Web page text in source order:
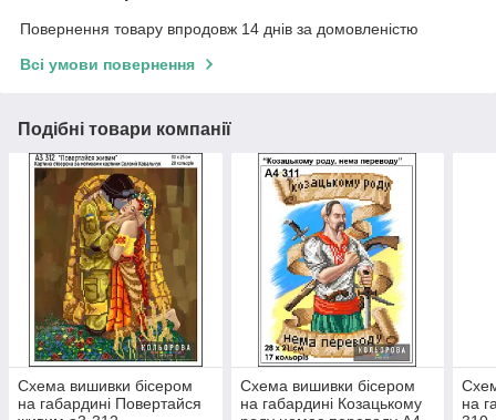
Повернення товару впродовж 14 днів за домовленістю
Всі умови повернення
Подібні товари компанії
Схема вишивки бісером
на габардині Повертайся
Схема вишивки бісером
на габардині Козацькому
на